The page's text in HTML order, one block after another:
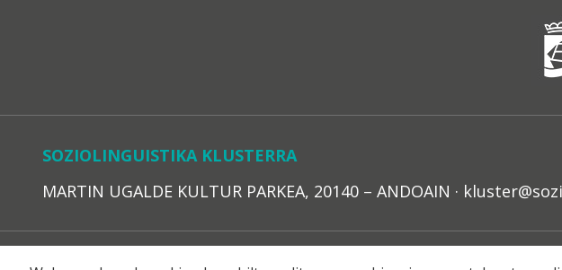
SOZIOLINGUISTIKA KLUSTERRA
MARTIN UGALDE KULTUR PARKEA, 20140 – ANDOAIN ·